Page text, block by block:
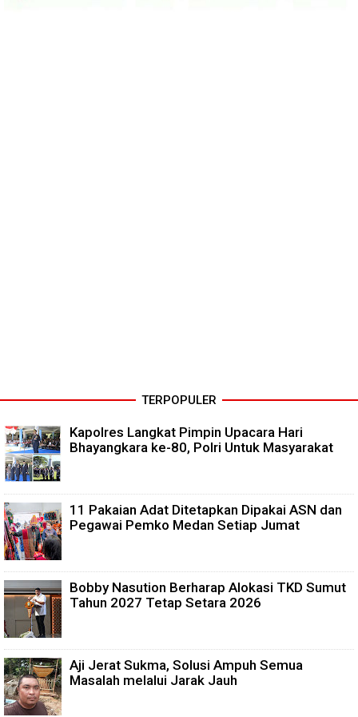
TERPOPULER
Kapolres Langkat Pimpin Upacara Hari
Bhayangkara ke-80, Polri Untuk Masyarakat
11 Pakaian Adat Ditetapkan Dipakai ASN dan
Pegawai Pemko Medan Setiap Jumat
Bobby Nasution Berharap Alokasi TKD Sumut
Tahun 2027 Tetap Setara 2026
Aji Jerat Sukma, Solusi Ampuh Semua
Masalah melalui Jarak Jauh